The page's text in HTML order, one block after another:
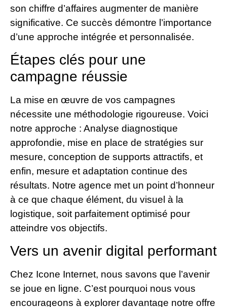
son chiffre d’affaires augmenter de manière
significative. Ce succès démontre l’importance
d’une approche intégrée et personnalisée.
Étapes clés pour une
campagne réussie
La mise en œuvre de vos campagnes
nécessite une méthodologie rigoureuse. Voici
notre approche : Analyse diagnostique
approfondie, mise en place de stratégies sur
mesure, conception de supports attractifs, et
enfin, mesure et adaptation continue des
résultats. Notre agence met un point d’honneur
à ce que chaque élément, du visuel à la
logistique, soit parfaitement optimisé pour
atteindre vos objectifs.
Vers un avenir digital performant
Chez Icone Internet, nous savons que l’avenir
se joue en ligne. C’est pourquoi nous vous
encourageons à explorer davantage notre offre